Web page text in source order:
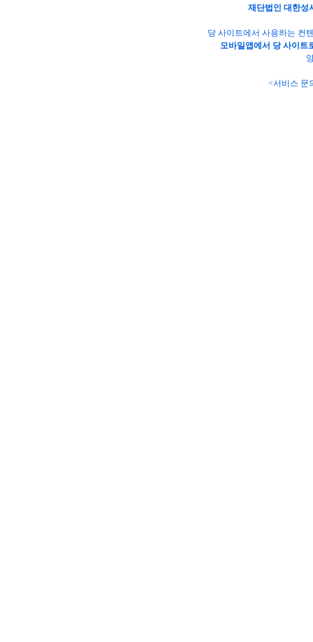
재단법인 대한성
당 사이트에서 사용하는 컨
모바일앱에서 당 사이트
<서비스 문